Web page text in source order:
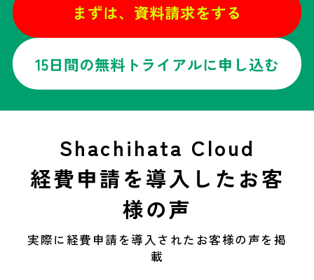
まずは、資料請求をする
15日間の無料トライアルに申し込む
Shachihata Cloud
経費申請を導入したお客
様の声
実際に経費申請を導入されたお客様の声を掲
載